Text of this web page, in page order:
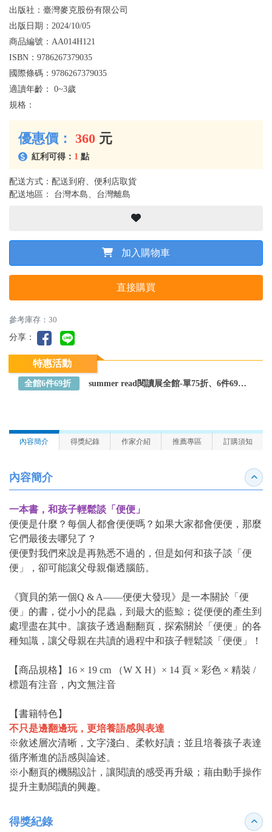
出版社： 臺灣麥克股份有限公司
出版日期： 2024/10/05
商品編號： AA014H121
ISBN： 9786267379035
國際條碼： 9786267379035
適讀年齡： 0~3歲
規格：
優惠價： 360 元
紅利可得： 1 點
配送方式：配送到府、便利店取貨
配送地區： 台灣本島、台灣離島
加入購物車
直接購買
參考庫存：30
分享：
特惠活動
全館6件69折 summer read閱讀展全館-單75折、6件69折～全館任選
內容簡介 得獎紀錄 作家介紹 推薦專區 訂購須知
內容簡介 收合
一本書，和孩子輕鬆談「便便」
便便是什麼？每個人都會便便嗎？如果大家都會便便，那麼
它們最後去哪兒了？
便便對我們來說是再熟悉不過的，但是如何和孩子談「便
便」，卻可能讓父母親傷透腦筋。
《寶貝的第一個Q & A――便便大發現》是一本關於「便
便」的書，從小小的昆蟲，到最大的藍鯨；從便便的產生到
處理盡在其中。讓孩子透過翻翻頁，探索關於「便便」的各
種知識，讓父母親在共讀的過程中和孩子輕鬆談「便便」！
【商品規格】16 × 19 cm （W X H）× 14 頁 × 彩色 × 精裝 /
標題有注音，內文無注音
【書籍特色】
不只是邊翻邊玩，更培養語感與表達
※敘述層次清晰，文字淺白、柔軟好讀；並且培養孩子表達
循序漸進的語感與論述。
※小翻頁的機關設計，讓閱讀的感受再升級；藉由動手操作
提升主動閱讀的興趣。
得獎紀錄 收合